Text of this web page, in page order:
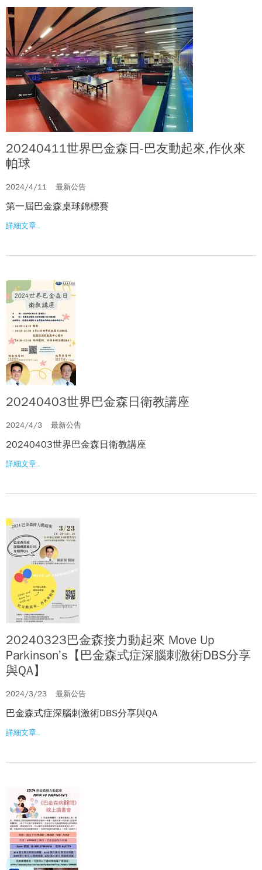
20240411世界巴金森日-巴友動起來,作伙來
帕球
2024/4/11 最新公告
第一屆巴金森桌球錦標賽
詳細文章..
20240403世界巴金森日衛教講座
2024/4/3 最新公告
20240403世界巴金森日衛教講座
詳細文章..
20240323巴金森接力動起來 Move Up
Parkinson’s【巴金森式症深腦刺激術DBS分享
與QA】
2024/3/23 最新公告
巴金森式症深腦刺激術DBS分享與QA
詳細文章..